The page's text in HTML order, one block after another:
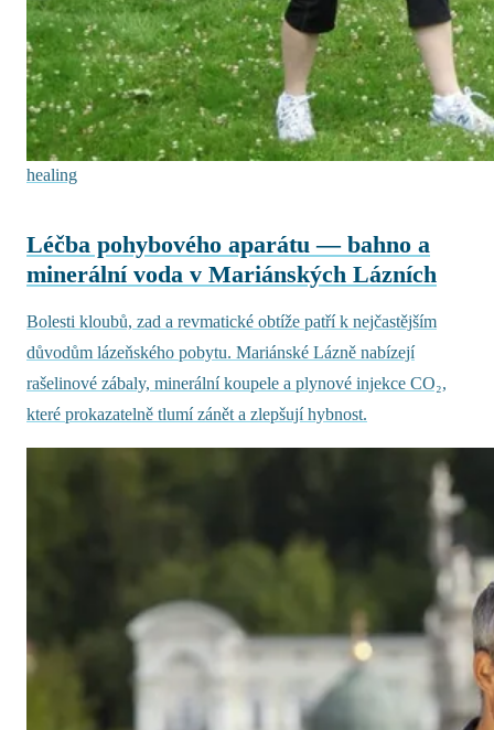
healing
Léčba pohybového aparátu — bahno a
minerální voda v Mariánských Lázních
Bolesti kloubů, zad a revmatické obtíže patří k nejčastějším
důvodům lázeňského pobytu. Mariánské Lázně nabízejí
rašelinové zábaly, minerální koupele a plynové injekce CO₂,
které prokazatelně tlumí zánět a zlepšují hybnost.